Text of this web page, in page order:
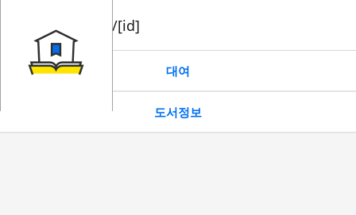
book/rent/[id]
대여
도서정보